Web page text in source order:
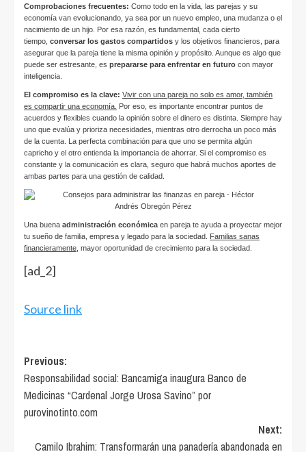
Comprobaciones frecuentes: Como todo en la vida, las parejas y su
economía van evolucionando, ya sea por un nuevo empleo, una mudanza o el
nacimiento de un hijo. Por esa razón, es fundamental, cada cierto
tiempo, conversar los gastos compartidos y los objetivos financieros, para
asegurar que la pareja tiene la misma opinión y propósito. Aunque es algo que
puede ser estresante, es prepararse para enfrentar en futuro con mayor
inteligencia.
El compromiso es la clave: Vivir con una pareja no solo es amor, también
es compartir una economía. Por eso, es importante encontrar puntos de
acuerdos y flexibles cuando la opinión sobre el dinero es distinta. Siempre hay
uno que evalúa y prioriza necesidades, mientras otro derrocha un poco más
de la cuenta. La perfecta combinación para que uno se permita algún
capricho y el otro entienda la importancia de ahorrar. Si el compromiso es
constante y la comunicación es clara, seguro que habrá muchos aportes de
ambas partes para una gestión de calidad.
Una buena administración económica en pareja te ayuda a proyectar mejor
tu sueño de familia, empresa y legado para la sociedad. Familias sanas
financieramente , mayor oportunidad de crecimiento para la sociedad.
[ad_2]
Source link
Post
navigation
Previous:
Responsabilidad social: Bancamiga inaugura Banco de
Medicinas “Cardenal Jorge Urosa Savino” por
purovinotinto.com
Next:
Camilo Ibrahim: Transformarán una panadería abandonada en